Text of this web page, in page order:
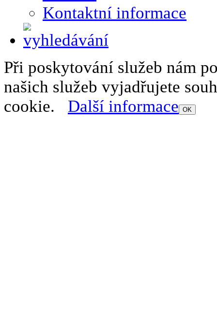
Kontaktní informace
Při poskytování služeb nám
našich služeb vyjadřujete
cookie. Další informace